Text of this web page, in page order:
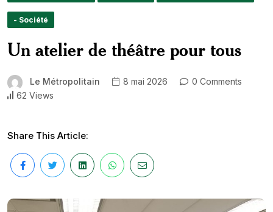
- Société
Un atelier de théâtre pour tous
Le Métropolitain 8 mai 2026
0 Comments
62 Views
Share This Article: